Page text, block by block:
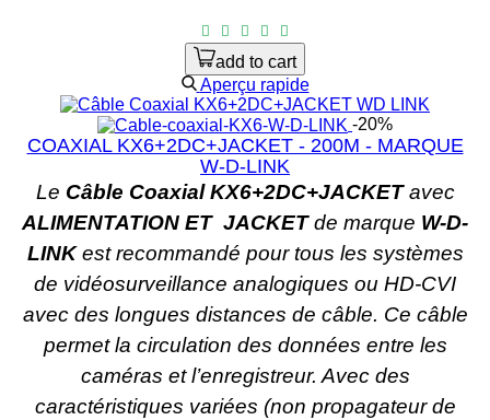
add to cart
Aperçu rapide
-20%
COAXIAL KX6+2DC+JACKET - 200M - MARQUE
W-D-LINK
Le Câble Coaxial KX6+2DC+JACKETavec
ALIMENTATION ET JACKETde marque W-D-
LINKest recommandé pour tous les systèmes
de vidéosurveillance analogiques ou HD-CVI
avec des longues distances de câble. Ce câble
permet la circulation des données entre les
caméras et l’enregistreur. Avec des
caractéristiques variées (non propagateur de